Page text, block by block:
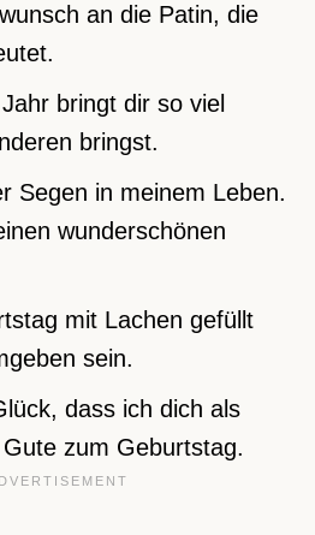
an die Patin, die
bringt dir so viel
bringst.
Segen in meinem Leben.
wunderschönen
mit Lachen gefüllt
sein.
dass ich dich als
zum Geburtstag.